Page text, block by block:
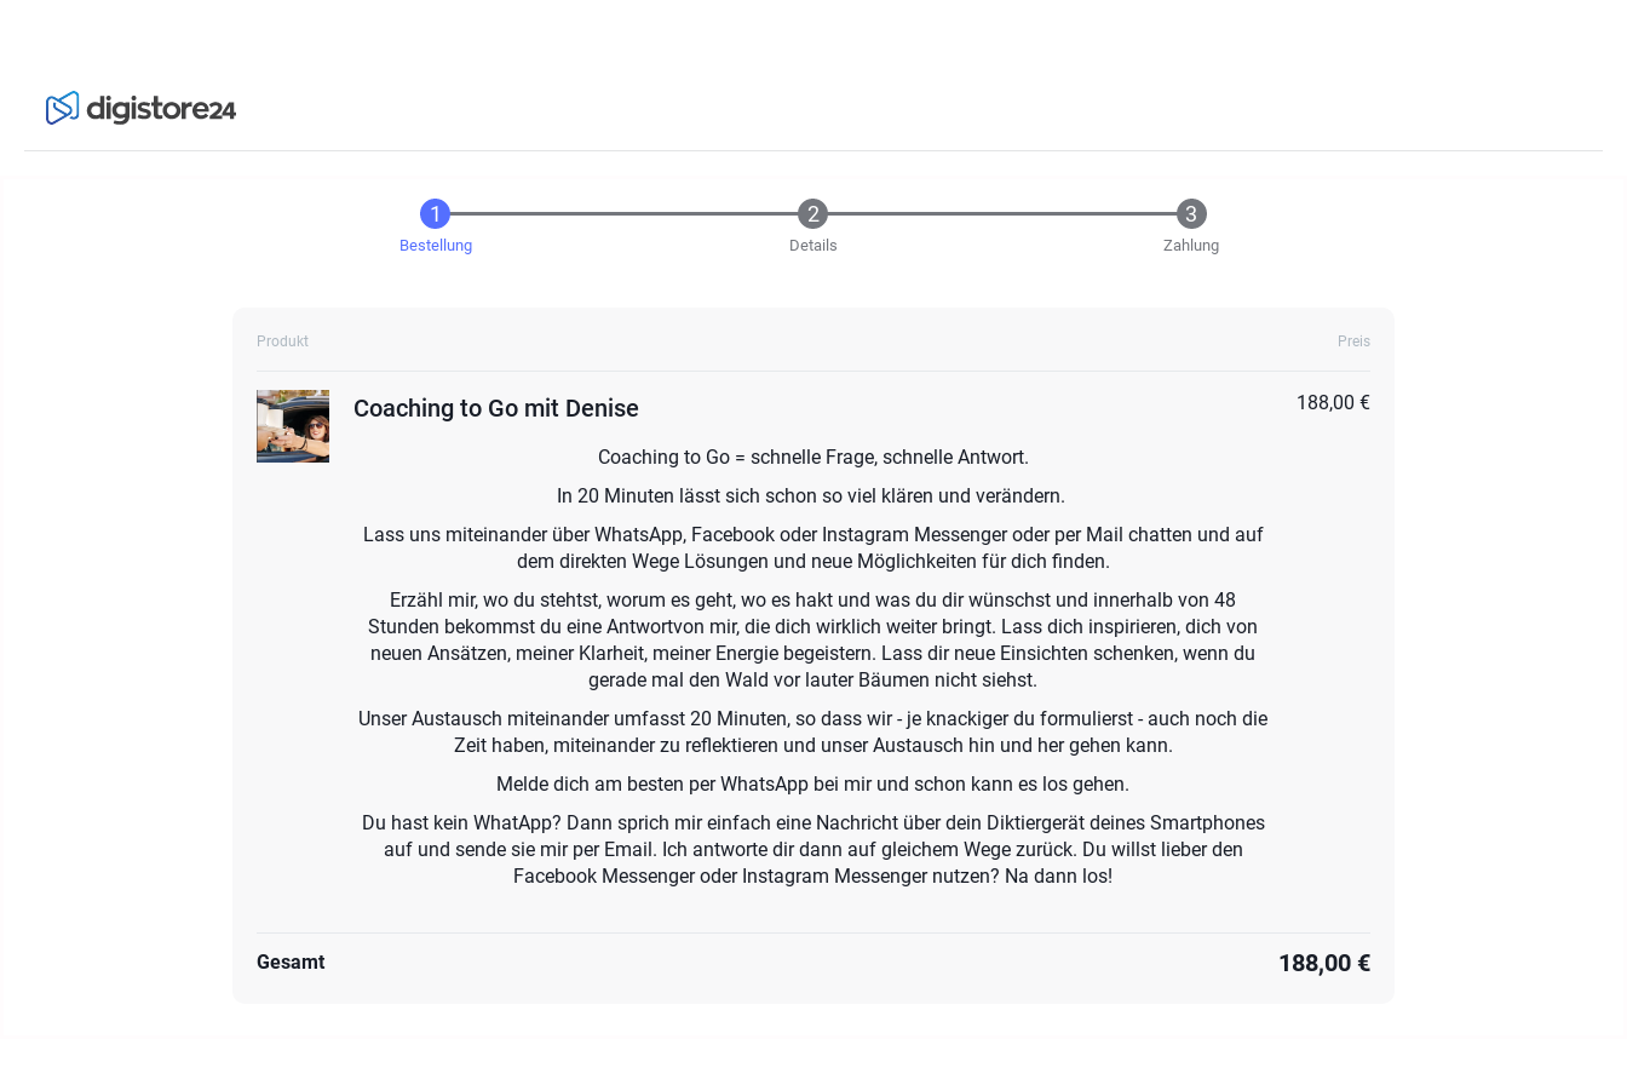
Bestellung Details Zahlung
Produkt Preis
Coaching to Go mit Denise
Coaching to Go = schnelle Frage, schnelle Antwort.
In 20 Minuten lässt sich schon so viel klären und verändern.
Lass uns miteinander über WhatsApp, Facebook oder Instagram Messenger oder per Mail chatten und auf
dem direkten Wege Lösungen und neue Möglichkeiten für dich finden.
Erzähl mir, wo du stehtst, worum es geht, wo es hakt und was du dir wünschst und innerhalb von 48
Stunden bekommst du eine Antwortvon mir, die dich wirklich weiter bringt. Lass dich inspirieren, dich von
neuen Ansätzen, meiner Klarheit, meiner Energie begeistern. Lass dir neue Einsichten schenken, wenn du
gerade mal den Wald vor lauter Bäumen nicht siehst.
Unser Austausch miteinander umfasst 20 Minuten, so dass wir - je knackiger du formulierst - auch noch die
Zeit haben, miteinander zu reflektieren und unser Austausch hin und her gehen kann.
Melde dich am besten per WhatsApp bei mir und schon kann es los gehen.
Du hast kein WhatApp? Dann sprich mir einfach eine Nachricht über dein Diktiergerät deines Smartphones
auf und sende sie mir per Email. Ich antworte dir dann auf gleichem Wege zurück. Du willst lieber den
Facebook Messenger oder Instagram Messenger nutzen? Na dann los!
188,00 €
Gesamt 188,00 €